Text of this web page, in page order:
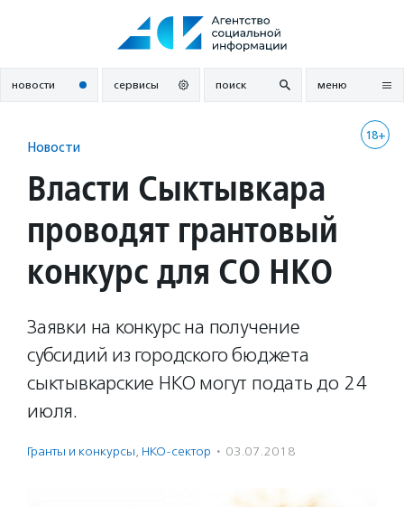
новости сервисы поиск меню
18+
Новости
Власти Сыктывкара
проводят грантовый
конкурс для СО НКО
Заявки на конкурс на получение
субсидий из городского бюджета
сыктывкарские НКО могут подать до 24
июля.
Гранты и конкурсы, НКО-сектор · 03.07.2018